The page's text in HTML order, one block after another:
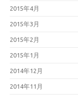
2015年4月
2015年3月
2015年2月
2015年1月
2014年12月
2014年11月